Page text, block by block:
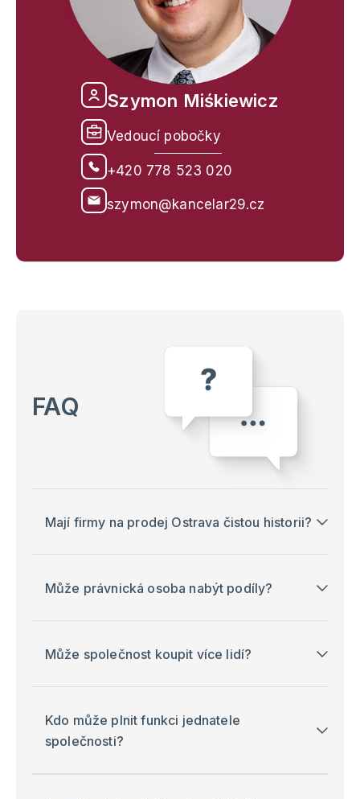
Szymon Miśkiewicz
Vedoucí pobočky
+420 778 523 020
szymon@kancelar29.cz
FAQ
Mají firmy na prodej Ostrava čistou historii?
Může právnická osoba nabýt podíly?
Může společnost koupit více lidí?
Kdo může plnit funkci jednatele
společnosti?